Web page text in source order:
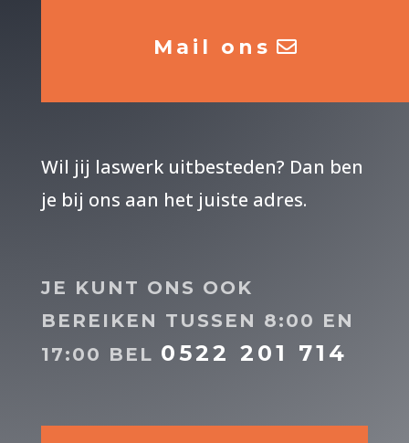
Mail ons
Wil jij laswerk uitbesteden? Dan ben
je bij ons aan het juiste adres.
JE KUNT ONS OOK
BEREIKEN TUSSEN 8:00 EN
17:00 BEL 0522 201 714